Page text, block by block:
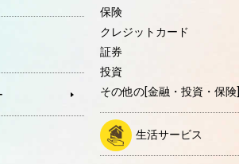
保険
クレジットカード
証券
投資
その他の[金融・投資・保険]
生活サービス